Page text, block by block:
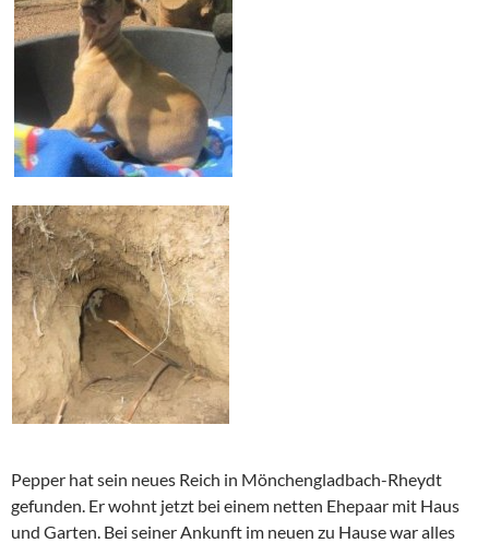
Pepper hat sein neues Reich in Mönchengladbach-Rheydt
gefunden. Er wohnt jetzt bei einem netten Ehepaar mit Haus
und Garten. Bei seiner Ankunft im neuen zu Hause war alles